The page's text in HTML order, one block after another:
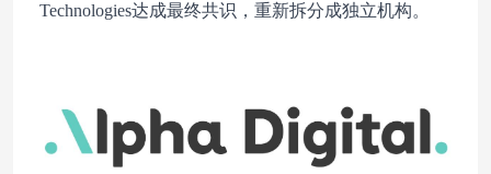
Technologies达成最终共识，重新拆分成独立机构。